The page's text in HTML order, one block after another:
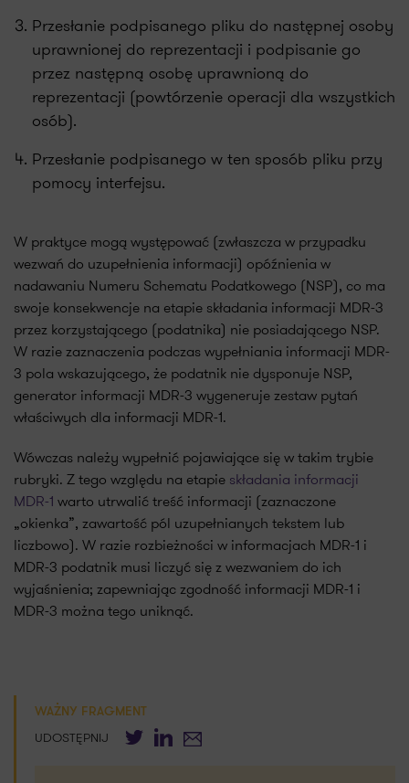
Przesłanie podpisanego pliku do następnej osoby
uprawnionej do reprezentacji i podpisanie go
przez następną osobę uprawnioną do
reprezentacji (powtórzenie operacji dla wszystkich
osób).
Przesłanie podpisanego w ten sposób pliku przy
pomocy interfejsu.
W praktyce mogą występować (zwłaszcza w przypadku
wezwań do uzupełnienia informacji) opóźnienia w
nadawaniu Numeru Schematu Podatkowego (NSP), co ma
swoje konsekwencje na etapie składania informacji MDR-3
przez korzystającego (podatnika) nie posiadającego NSP.
W razie zaznaczenia podczas wypełniania informacji MDR-
3 pola wskazującego, że podatnik nie dysponuje NSP,
generator informacji MDR-3 wygeneruje zestaw pytań
właściwych dla informacji MDR-1.
Wówczas należy wypełnić pojawiające się w takim trybie
rubryki. Z tego względu na etapie składania informacji
MDR-1 warto utrwalić treść informacji (zaznaczone
„okienka”, zawartość pól uzupełnianych tekstem lub
liczbowo). W razie rozbieżności w informacjach MDR-1 i
MDR-3 podatnik musi liczyć się z wezwaniem do ich
wyjaśnienia; zapewniając zgodność informacji MDR-1 i
MDR-3 można tego uniknąć.
WAŻNY FRAGMENT
UDOSTĘPNIJ TwitterLinkedIn
E-mail